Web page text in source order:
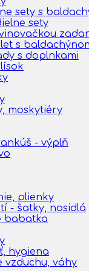
sety s
sety
s
s doplnkami
moskytiéry
- výplň
plienky
- šatky, nosidlá
babatka
hygiena
vzduchu, váhy